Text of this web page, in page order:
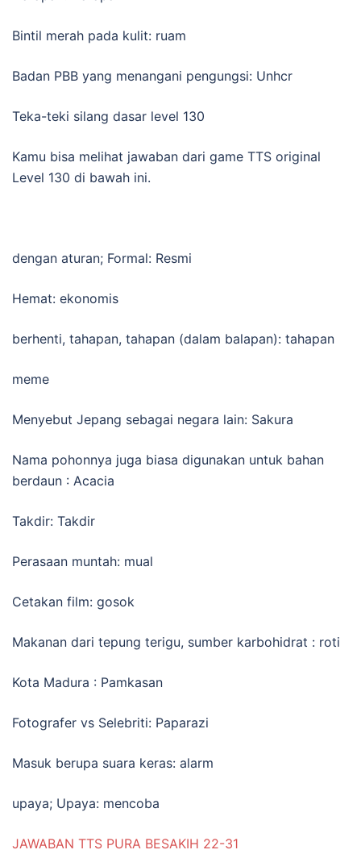
Bintil merah pada kulit: ruam
Badan PBB yang menangani pengungsi: Unhcr
Teka-teki silang dasar level 130
Kamu bisa melihat jawaban dari game TTS original
Level 130 di bawah ini.
dengan aturan; Formal: Resmi
Hemat: ekonomis
berhenti, tahapan, tahapan (dalam balapan): tahapan
meme
Menyebut Jepang sebagai negara lain: Sakura
Nama pohonnya juga biasa digunakan untuk bahan
berdaun : Acacia
Takdir: Takdir
Perasaan muntah: mual
Cetakan film: gosok
Makanan dari tepung terigu, sumber karbohidrat : roti
Kota Madura : Pamkasan
Fotografer vs Selebriti: Paparazi
Masuk berupa suara keras: alarm
upaya; Upaya: mencoba
JAWABAN TTS PURA BESAKIH 22-31